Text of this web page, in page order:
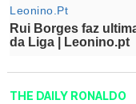
THE DAILY RONALDO